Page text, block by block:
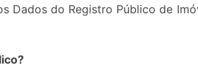
Dados do Registro Público de